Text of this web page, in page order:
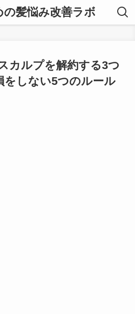
の髪悩み改善ラボ
カルプを解約する3つ
をしない5つのルール